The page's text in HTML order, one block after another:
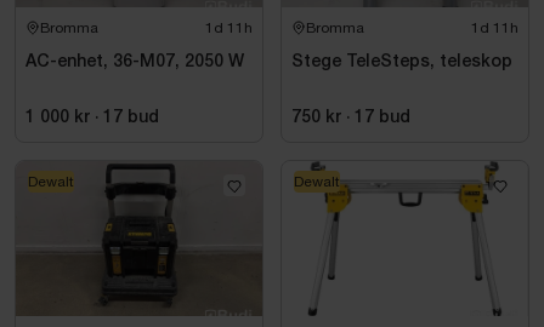
Bromma 1d 11h
AC-enhet, 36-M07, 2050 W
1 000 kr · 17 bud
Bromma 1d 11h
Stege TeleSteps, teleskop
750 kr · 17 bud
Dewalt Dewalt